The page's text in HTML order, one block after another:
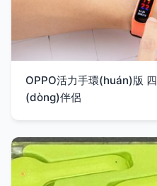
OPPO活力手環(huán)版
(dòng)伴侶